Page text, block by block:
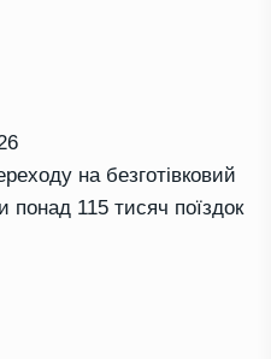
на безготівковий
понад 115 тисяч поїздок